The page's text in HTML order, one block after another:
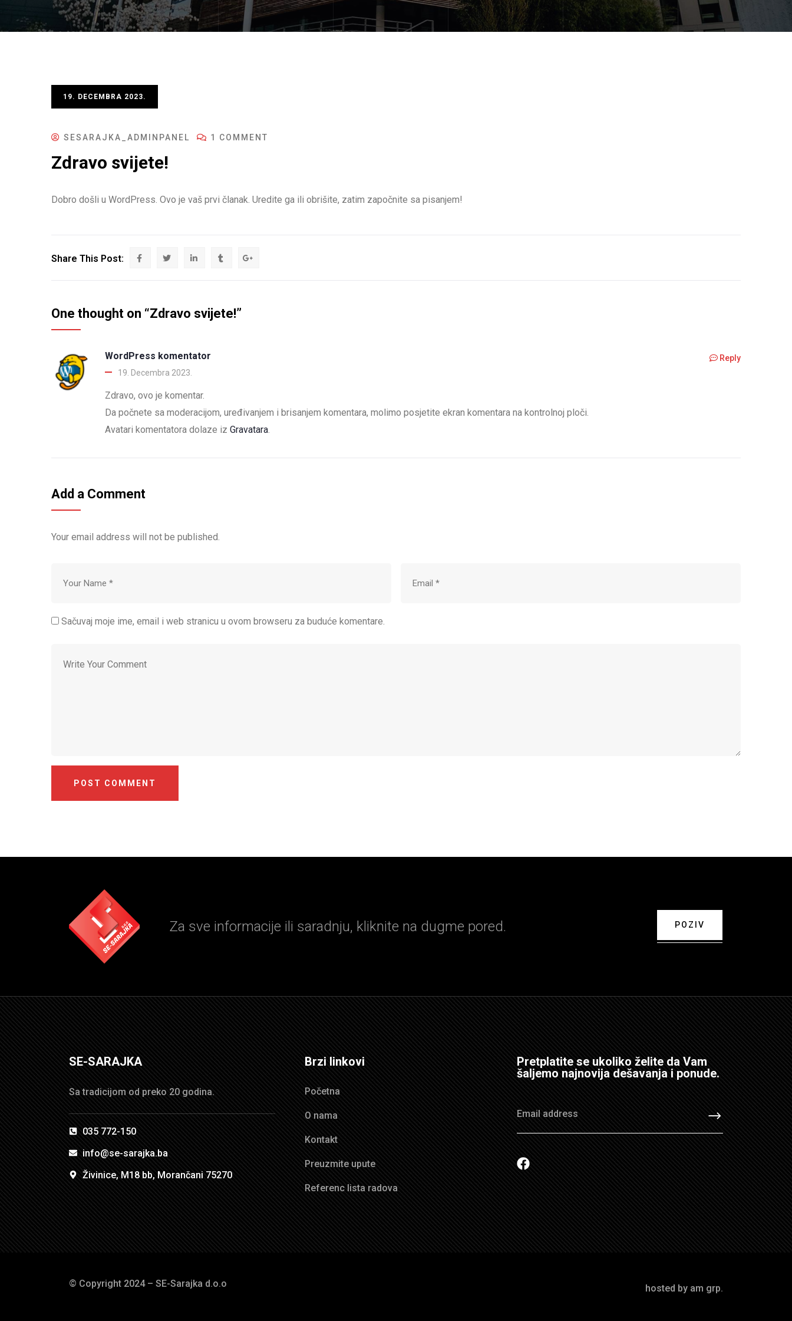
19. DECEMBRA 2023.
SESARAJKA_ADMINPANEL 1 COMMENT
Zdravo svijete!
Dobro došli u WordPress. Ovo je vaš prvi članak. Uredite ga ili obrišite, zatim započnite sa pisanjem!
Share This Post:
One thought on “Zdravo svijete!”
WordPress komentator
19. Decembra 2023.
Zdravo, ovo je komentar.
Da počnete sa moderacijom, uređivanjem i brisanjem komentara, molimo posjetite ekran komentara na kontrolnoj ploči.
Avatari komentatora dolaze iz Gravatara
Reply
Add a Comment
Your email address will not be published.
Sačuvaj moje ime, email i web stranicu u ovom browseru za buduće komentare.
Za sve informacije ili saradnju, kliknite na dugme pored. POZIV
SE-SARAJKA
Sa tradicijom od preko 20 godina.
035 772-150
info@se-sarajka.ba
Živinice, M18 bb, Morančani 75270
Brzi linkovi
Početna
O nama
Kontakt
Preuzmite upute
Referenc lista radova
Pretplatite se ukoliko želite da Vam
šaljemo najnovija dešavanja i ponude.
© Copyright 2024 – SE-Sarajka d.o.o hosted by am grp.